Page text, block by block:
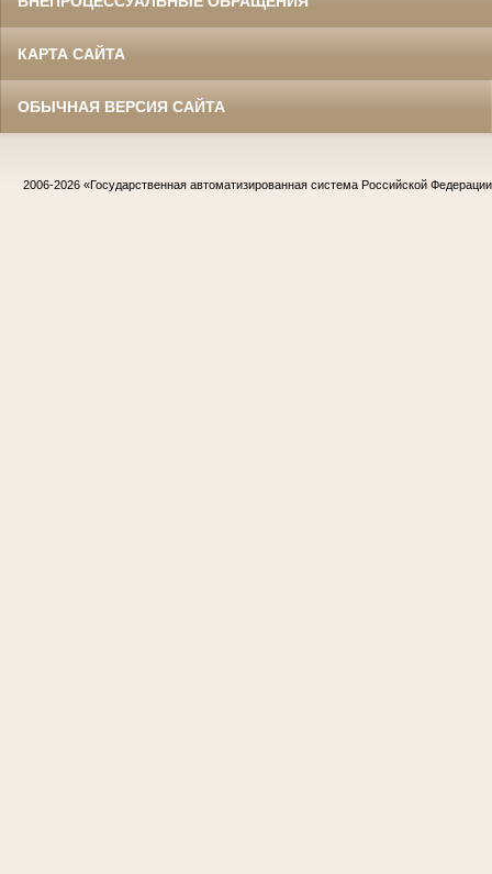
КАРТА САЙТА
ОБЫЧНАЯ ВЕРСИЯ САЙТА
2006-2026 «Государственная автоматизированная система Российской